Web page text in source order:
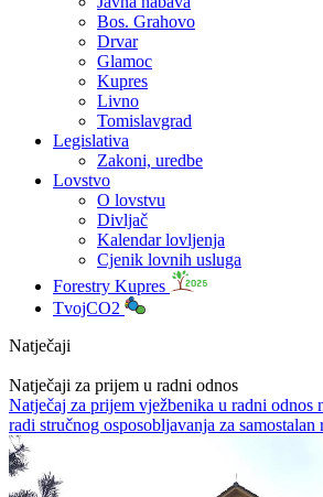
Bos. Grahovo
Drvar
Glamoc
Kupres
Livno
Tomislavgrad
Legislativa
Zakoni, uredbe
Lovstvo
O lovstvu
Divljač
Kalendar lovljenja
Cjenik lovnih usluga
Forestry Kupres
TvojCO2
Natječaji
Natječaji za prijem u radni odnos
Natječaj za prijem vježbenika u radni odnos
radi stručnog osposobljavanja za